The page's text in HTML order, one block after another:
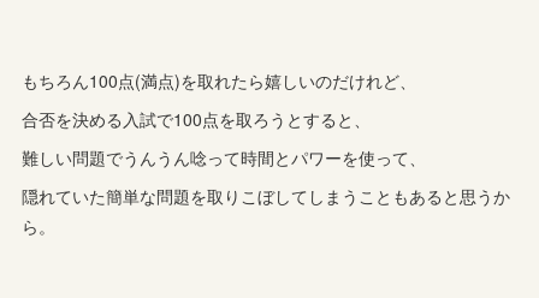
もちろん100点(満点)を取れたら嬉しいのだけれど、
合否を決める入試で100点を取ろうとすると、
難しい問題でうんうん唸って時間とパワーを使って、
隠れていた簡単な問題を取りこぼしてしまうこともあると思うか
ら。